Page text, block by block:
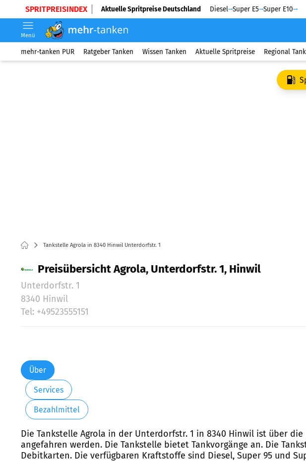
SPRITPREISINDEX Aktuelle Spritpreise Deutschland Diesel Super E5 Super E10
Menü
mehr-tanken PUR Ratgeber Tanken Wissen Tanken Aktuelle Spritpreise Regional
Tankstelle Agrola in 8340 Hinwil Unterdorfstr. 1
Preisübersicht Agrola, Unterdorfstr. 1, Hinwil
Unterdorfstr. 1
8340 Hinwil
Tel: +49523555151
Über
Services
Bezahlmittel
Die Tankstelle Agrola in der Unterdorfstr. 1 in 8340 Hinwil ist über
angefahren werden. Die Tankstelle bietet Tankvorgänge an. Die
Debitkarten. Die verfügbaren Kraftstoffe sind Diesel, Super 95 und